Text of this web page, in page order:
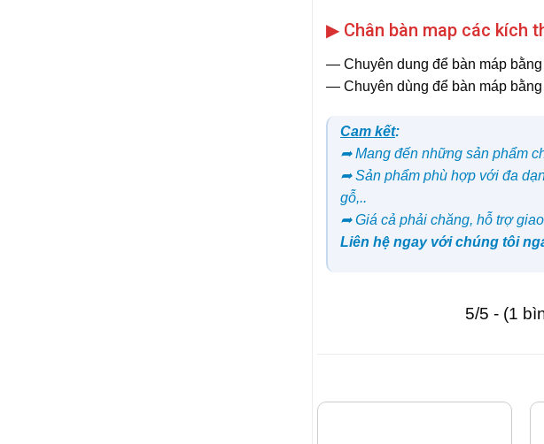
▶ Chân bàn map các kích
― Chuyên dung để bàn máp bằng
― Chuyên dùng để bàn máp bằng
Cam kết:
➦ Mang đến những sản phẩm
➦ Sản phẩm phù hợp với đa
gỗ,..
➦ Giá cả phải chăng, hỗ trợ
Liên hệ ngay với chúng tôi
5/5 - (1